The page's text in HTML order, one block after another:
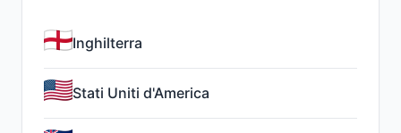
Inghilterra
Stati Uniti d'America